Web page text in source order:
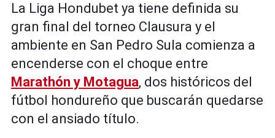
La Liga Hondubet ya tiene definida su
gran final del torneo Clausura y el
ambiente en San Pedro Sula comienza a
encenderse con el choque entre
Marathón y Motagua, dos históricos del
fútbol hondureño que buscarán quedarse
con el ansiado título.